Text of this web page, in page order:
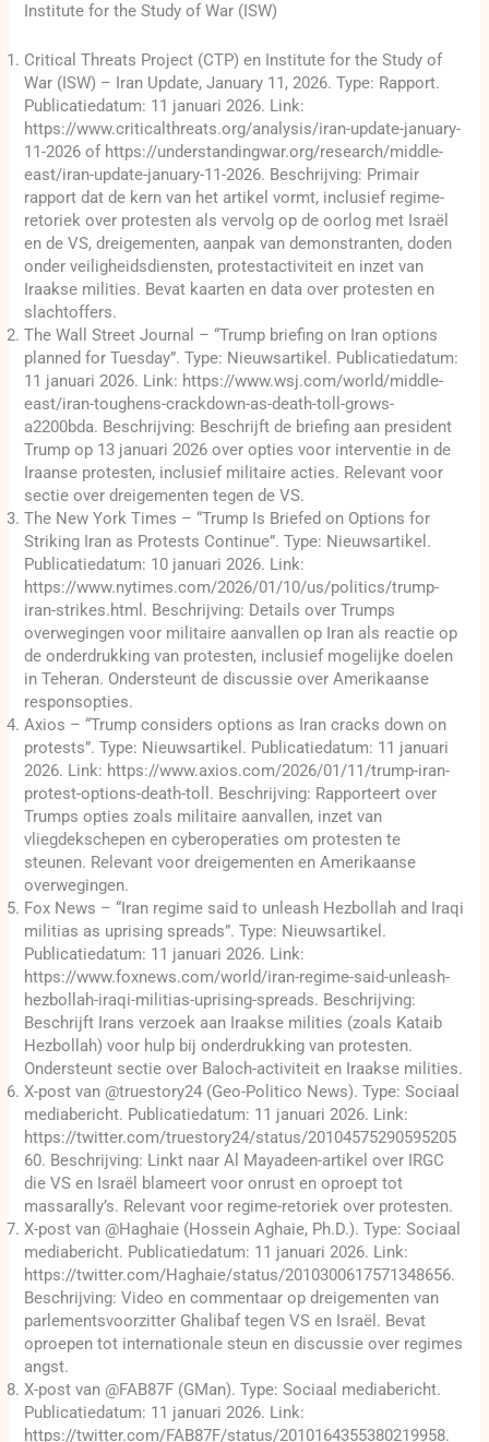
Institute for the Study of War (ISW)
Critical Threats Project (CTP) en Institute for the Study of
War (ISW) – Iran Update, January 11, 2026. Type: Rapport.
Publicatiedatum: 11 januari 2026. Link:
https://www.criticalthreats.org/analysis/iran-update-january-
11-2026 of https://understandingwar.org/research/middle-
east/iran-update-january-11-2026. Beschrijving: Primair
rapport dat de kern van het artikel vormt, inclusief regime-
retoriek over protesten als vervolg op de oorlog met Israël
en de VS, dreigementen, aanpak van demonstranten, doden
onder veiligheidsdiensten, protestactiviteit en inzet van
Iraakse milities. Bevat kaarten en data over protesten en
slachtoffers.
The Wall Street Journal – “Trump briefing on Iran options
planned for Tuesday”. Type: Nieuwsartikel. Publicatiedatum:
11 januari 2026. Link: https://www.wsj.com/world/middle-
east/iran-toughens-crackdown-as-death-toll-grows-
a2200bda. Beschrijving: Beschrijft de briefing aan president
Trump op 13 januari 2026 over opties voor interventie in de
Iraanse protesten, inclusief militaire acties. Relevant voor
sectie over dreigementen tegen de VS.
The New York Times – “Trump Is Briefed on Options for
Striking Iran as Protests Continue”. Type: Nieuwsartikel.
Publicatiedatum: 10 januari 2026. Link:
https://www.nytimes.com/2026/01/10/us/politics/trump-
iran-strikes.html. Beschrijving: Details over Trumps
overwegingen voor militaire aanvallen op Iran als reactie op
de onderdrukking van protesten, inclusief mogelijke doelen
in Teheran. Ondersteunt de discussie over Amerikaanse
responsopties.
Axios – “Trump considers options as Iran cracks down on
protests”. Type: Nieuwsartikel. Publicatiedatum: 11 januari
2026. Link: https://www.axios.com/2026/01/11/trump-iran-
protest-options-death-toll. Beschrijving: Rapporteert over
Trumps opties zoals militaire aanvallen, inzet van
vliegdekschepen en cyberoperaties om protesten te
steunen. Relevant voor dreigementen en Amerikaanse
overwegingen.
Fox News – “Iran regime said to unleash Hezbollah and Iraqi
militias as uprising spreads”. Type: Nieuwsartikel.
Publicatiedatum: 11 januari 2026. Link:
https://www.foxnews.com/world/iran-regime-said-unleash-
hezbollah-iraqi-militias-uprising-spreads. Beschrijving:
Beschrijft Irans verzoek aan Iraakse milities (zoals Kataib
Hezbollah) voor hulp bij onderdrukking van protesten.
Ondersteunt sectie over Baloch-activiteit en Iraakse milities.
X-post van @truestory24 (Geo-Politico News). Type: Sociaal
mediabericht. Publicatiedatum: 11 januari 2026. Link:
https://twitter.com/truestory24/status/20104575290595205
60. Beschrijving: Linkt naar Al Mayadeen-artikel over IRGC
die VS en Israël blameert voor onrust en oproept tot
massarally’s. Relevant voor regime-retoriek over protesten.
X-post van @Haghaie (Hossein Aghaie, Ph.D.). Type: Sociaal
mediabericht. Publicatiedatum: 11 januari 2026. Link:
https://twitter.com/Haghaie/status/2010300617571348656.
Beschrijving: Video en commentaar op dreigementen van
parlementsvoorzitter Ghalibaf tegen VS en Israël. Bevat
oproepen tot internationale steun en discussie over regimes
angst.
X-post van @FAB87F (GMan). Type: Sociaal mediabericht.
Publicatiedatum: 11 januari 2026. Link:
https://twitter.com/FAB87F/status/2010164355380219958.